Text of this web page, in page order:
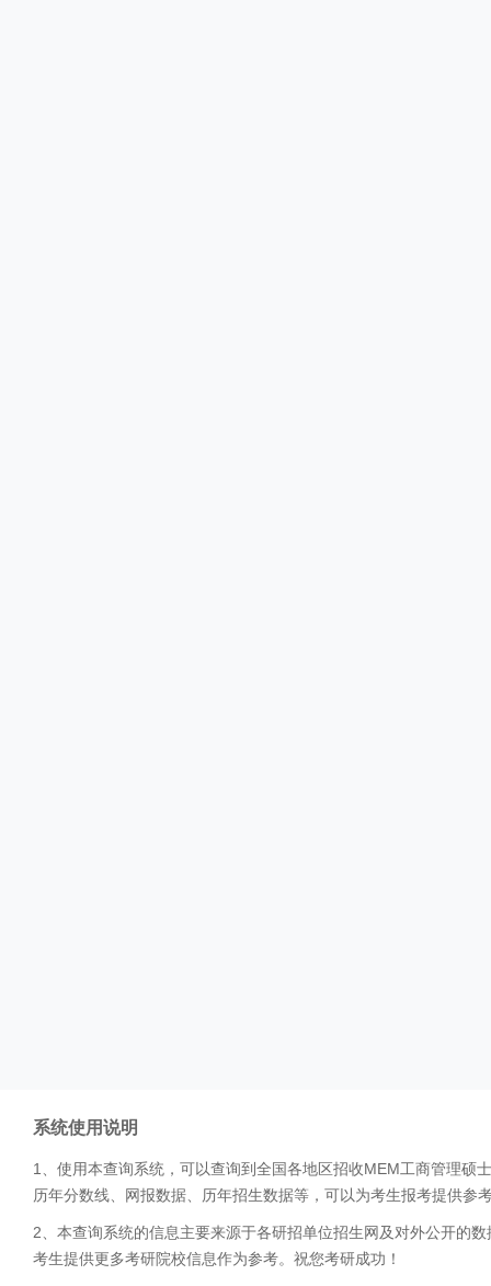
系统使用说明
1、使用本查询系统，可以查询到全国各地区招收MEM工商管理硕
历年分数线、网报数据、历年招生数据等，可以为考生报考提供参
2、本查询系统的信息主要来源于各研招单位招生网及对外公开的
考生提供更多考研院校信息作为参考。祝您考研成功！